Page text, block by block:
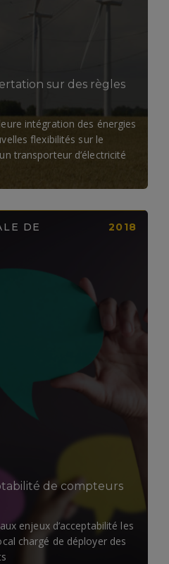
sur des règles
intégration des énergies
flexibilités sur le
transporteur d’électricité
DE
2018
de compteurs
enjeux d’acceptabilité les
chargé de déployer des